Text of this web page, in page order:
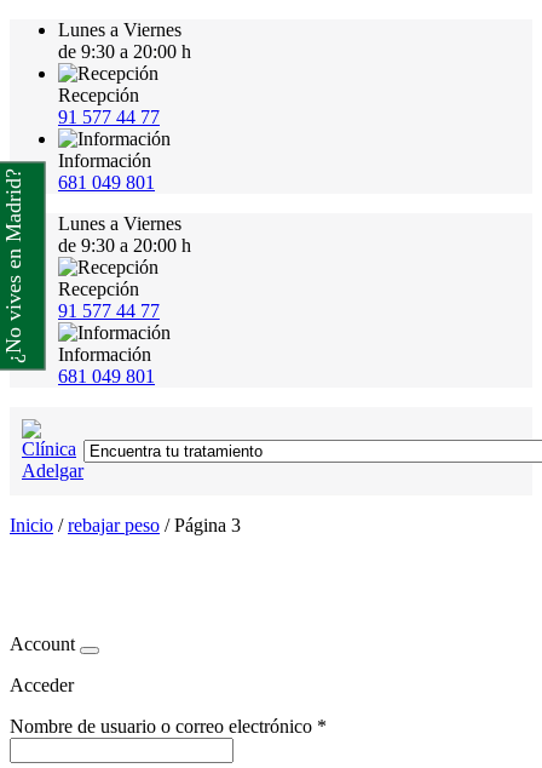
Lunes a Viernes
de 9:30 a 20:00 h
Recepción
91 577 44 77
Información
681 049 801
Lunes a Viernes
de 9:30 a 20:00 h
Recepción
91 577 44 77
Información
681 049 801
Inicio /rebajar peso /Página 3
Account
Acceder
Nombre de usuario o correo electrónico *
¿No vives en Madrid?